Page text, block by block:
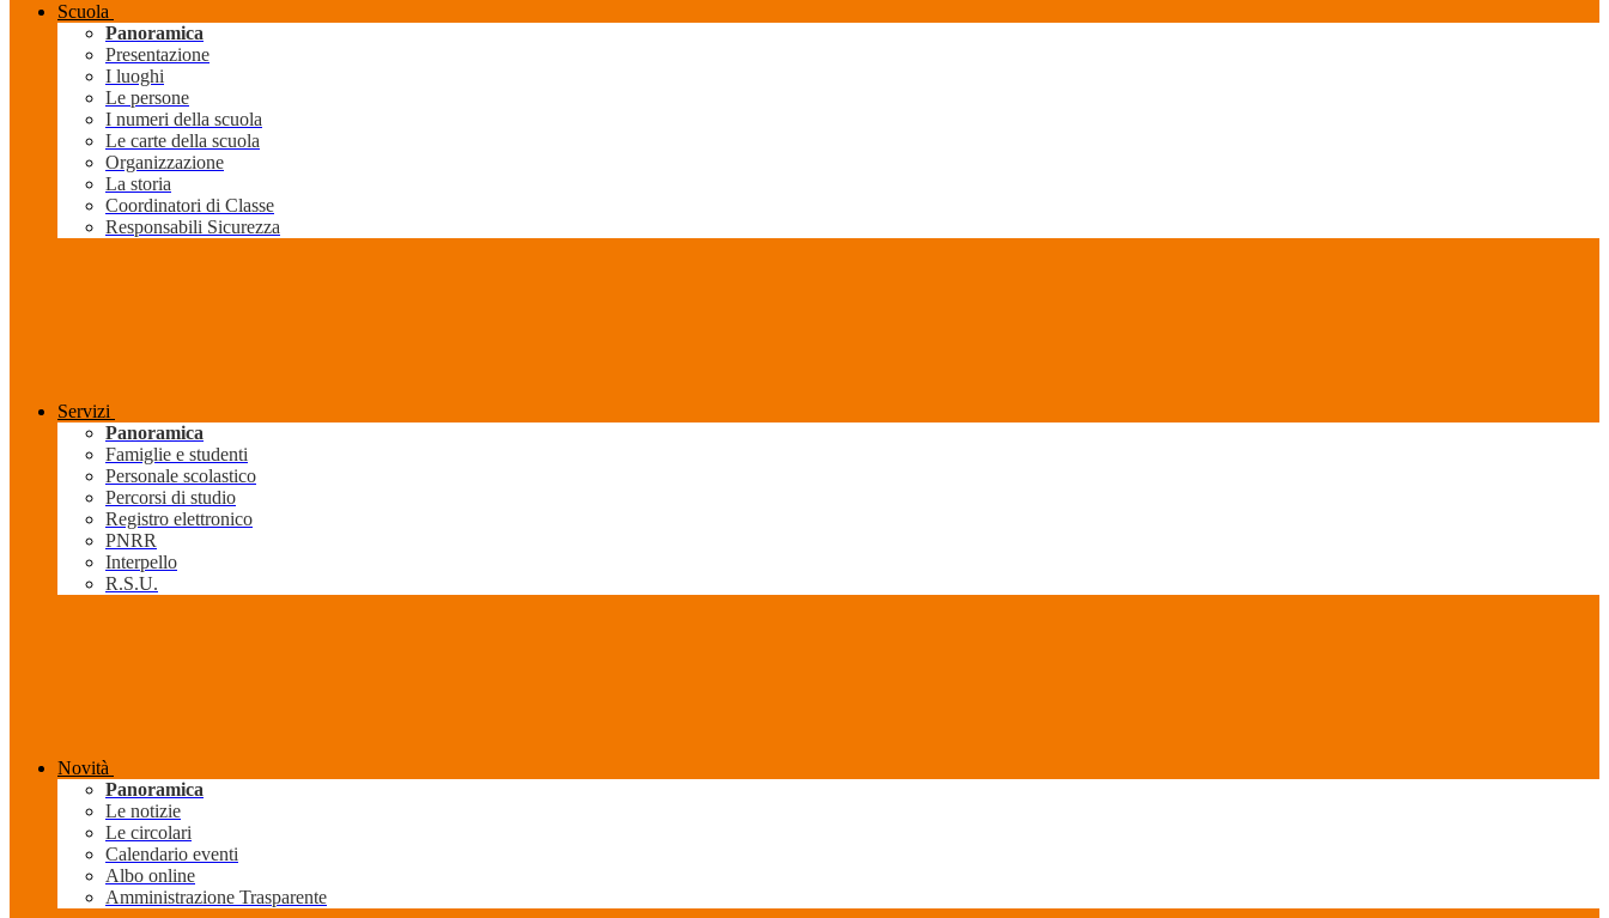
Scuola
Panoramica
Presentazione
I luoghi
Le persone
I numeri della scuola
Le carte della scuola
Organizzazione
La storia
Coordinatori di Classe
Responsabili Sicurezza
Servizi
Panoramica
Famiglie e studenti
Personale scolastico
Percorsi di studio
Registro elettronico
PNRR
Interpello
R.S.U.
Novità
Panoramica
Le notizie
Le circolari
Calendario eventi
Albo online
Amministrazione Trasparente